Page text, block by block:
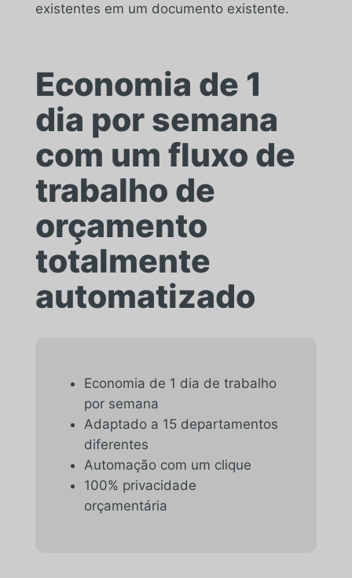
existentes em um documento existente.
Economia de 1
dia por semana
com um fluxo de
trabalho de
orçamento
totalmente
automatizado
Economia de 1 dia de trabalho
por semana
Adaptado a 15 departamentos
diferentes
Automação com um clique
100% privacidade
orçamentária